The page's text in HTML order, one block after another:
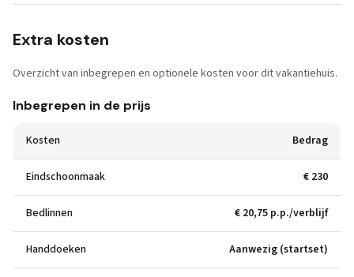
Extra kosten
Overzicht van inbegrepen en optionele kosten voor dit vakantiehuis.
Inbegrepen in de prijs
Kosten Bedrag
Eindschoonmaak € 230
Bedlinnen € 20,75 p.p./verblijf
Handdoeken Aanwezig (startset)